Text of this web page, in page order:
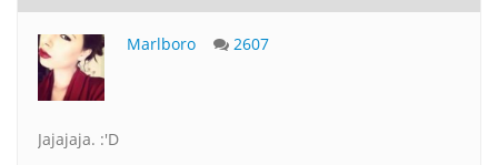
Marlboro 2607
Jajajaja. :'D